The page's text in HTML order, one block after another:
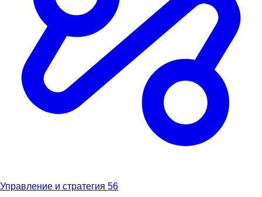
Управление и стратегия 56